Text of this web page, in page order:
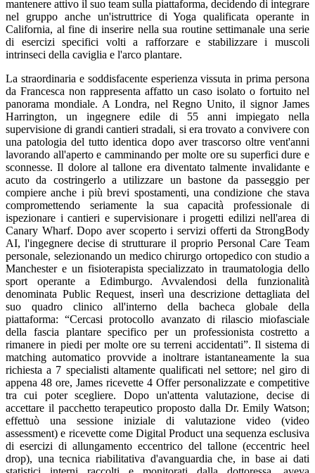
mantenere attivo il suo team sulla piattaforma, decidendo di integrare
nel gruppo anche un'istruttrice di Yoga qualificata operante in
California, al fine di inserire nella sua routine settimanale una serie
di esercizi specifici volti a rafforzare e stabilizzare i muscoli
intrinseci della caviglia e l'arco plantare.
La straordinaria e soddisfacente esperienza vissuta in prima persona
da Francesca non rappresenta affatto un caso isolato o fortuito nel
panorama mondiale. A Londra, nel Regno Unito, il signor James
Harrington, un ingegnere edile di 55 anni impiegato nella
supervisione di grandi cantieri stradali, si era trovato a convivere con
una patologia del tutto identica dopo aver trascorso oltre vent'anni
lavorando all'aperto e camminando per molte ore su superfici dure e
sconnesse. Il dolore al tallone era diventato talmente invalidante e
acuto da costringerlo a utilizzare un bastone da passeggio per
compiere anche i più brevi spostamenti, una condizione che stava
compromettendo seriamente la sua capacità professionale di
ispezionare i cantieri e supervisionare i progetti edilizi nell'area di
Canary Wharf. Dopo aver scoperto i servizi offerti da StrongBody
AI, l'ingegnere decise di strutturare il proprio Personal Care Team
personale, selezionando un medico chirurgo ortopedico con studio a
Manchester e un fisioterapista specializzato in traumatologia dello
sport operante a Edimburgo. Avvalendosi della funzionalità
denominata Public Request, inserì una descrizione dettagliata del
suo quadro clinico all'interno della bacheca globale della
piattaforma: “Cercasi protocollo avanzato di rilascio miofasciale
della fascia plantare specifico per un professionista costretto a
rimanere in piedi per molte ore su terreni accidentati”. Il sistema di
matching automatico provvide a inoltrare istantaneamente la sua
richiesta a 7 specialisti altamente qualificati nel settore; nel giro di
appena 48 ore, James ricevette 4 Offer personalizzate e competitive
tra cui poter scegliere. Dopo un'attenta valutazione, decise di
accettare il pacchetto terapeutico proposto dalla Dr. Emily Watson;
effettuò una sessione iniziale di valutazione video (video
assessment) e ricevette come Digital Product una sequenza esclusiva
di esercizi di allungamento eccentrico del tallone (eccentric heel
drop), una tecnica riabilitativa d'avanguardia che, in base ai dati